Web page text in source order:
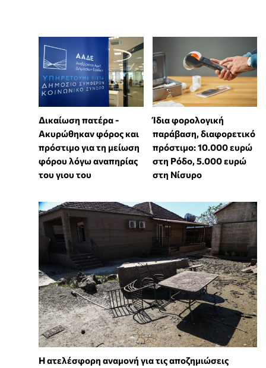
Δικαίωση πατέρα -
Ακυρώθηκαν φόρος και
πρόστιμο για τη μείωση
φόρου λόγω αναπηρίας
του γιου του
Ίδια φορολογική
παράβαση, διαφορετικό
πρόστιμο: 10.000 ευρώ
στη Ρόδο, 5.000 ευρώ
στη Νίσυρο
Η ατελέσφορη αναμονή για τις αποζημιώσεις